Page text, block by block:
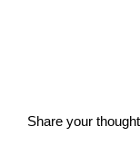
Share your